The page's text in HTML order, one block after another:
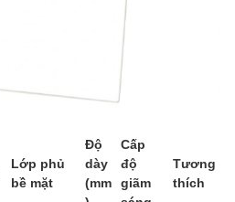
Lớp phủ
bề mặt
Độ
dày
(mm
Cấp
độ
giãm
Tương
thích